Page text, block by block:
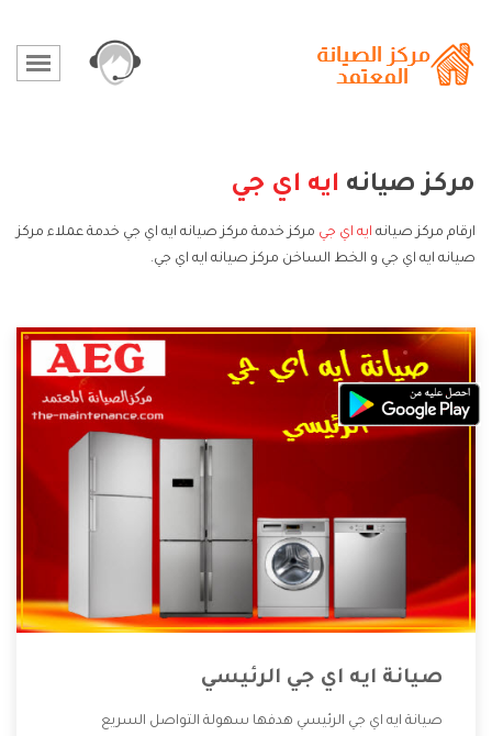
مركز صيانه ايه اي جي
ارقام مركز صيانه ايه اي جي مركز خدمة مركز صيانه ايه اي جي خدمة عملاء مركز
صيانه ايه اي جي و الخط الساخن مركز صيانه ايه اي جي.
صيانة ايه اي جي الرئيسي
صيانة ايه اي جي الرئيسي هدفها سهولة التواصل السريع